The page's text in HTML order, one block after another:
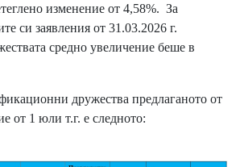
изменение от 4,58%. За
си заявления от 31.03.2026 г.
средно увеличение беше в
дружества предлаганото от
от 1 юли т.г. е следното: